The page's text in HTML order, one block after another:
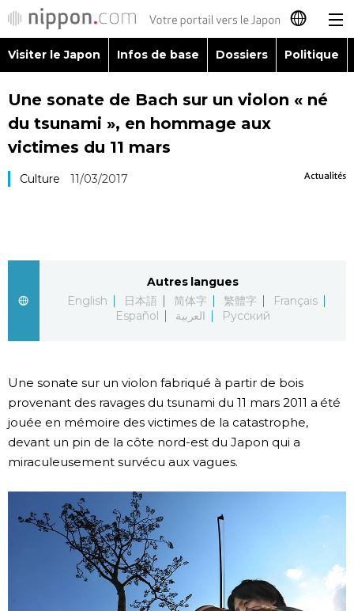
日本語
English
Русский
Visiter le Japon
Société
Culture
Gastronomie
Le japonais
official SNS
Visiter le Japon Infos de base Dossiers Politique
Une sonate de Bach sur un violon « né
du tsunami », en hommage aux
victimes du 11 mars
Actualités
Culture 11/03/2017
Autres langues
English
日本語 简体字 繁體字
Français
Español
العربية Русский
Une sonate sur un violon fabriqué à partir de bois
provenant des ravages du tsunami du 11 mars 2011 a été
jouée en mémoire des victimes de la catastrophe,
devant un pin de la côte nord-est du Japon qui a
miraculeusement survécu aux vagues.